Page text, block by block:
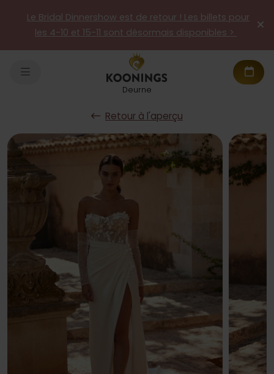
Le Bridal Dinnershow est de retour ! Les billets pour
les 4-10 et 15-11 sont désormais disponibles >
Deurne
Retour à l'aperçu